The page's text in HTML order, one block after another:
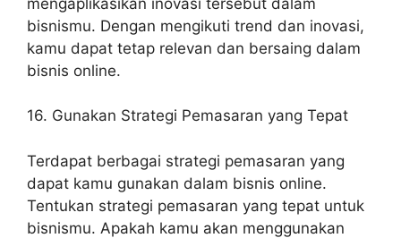
bisnismu. Dengan mengikuti trend dan inovasi,
kamu dapat tetap relevan dan bersaing dalam
bisnis online.
16. Gunakan Strategi Pemasaran yang Tepat
Terdapat berbagai strategi pemasaran yang
dapat kamu gunakan dalam bisnis online.
Tentukan strategi pemasaran yang tepat untuk
bisnismu. Apakah kamu akan menggunakan